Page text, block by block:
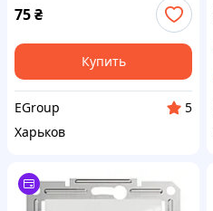
подсветкой 10А,
термопластик, белый IP20
75₴
Купить
EGroup
5
Харьков